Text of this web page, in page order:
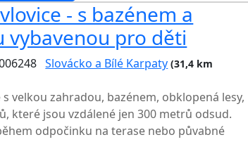
- s bazénem a
vybavenou pro děti
Slovácko a Bílé Karpaty (31,4 km
s velkou zahradou, bazénem, obklopená lesy,
které jsou vzdálené jen 300 metrů odsud.
odpočinku na terase nebo půvabné